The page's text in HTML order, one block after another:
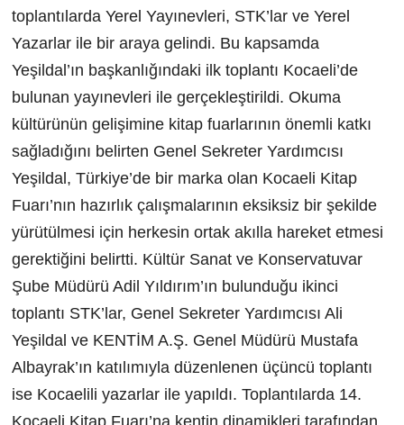
toplantılarda Yerel Yayınevleri, STK’lar ve Yerel
Yazarlar ile bir araya gelindi. Bu kapsamda
Yeşildal’ın başkanlığındaki ilk toplantı Kocaeli’de
bulunan yayınevleri ile gerçekleştirildi. Okuma
kültürünün gelişimine kitap fuarlarının önemli katkı
sağladığını belirten Genel Sekreter Yardımcısı
Yeşildal, Türkiye’de bir marka olan Kocaeli Kitap
Fuarı’nın hazırlık çalışmalarının eksiksiz bir şekilde
yürütülmesi için herkesin ortak akılla hareket etmesi
gerektiğini belirtti. Kültür Sanat ve Konservatuvar
Şube Müdürü Adil Yıldırım’ın bulunduğu ikinci
toplantı STK’lar, Genel Sekreter Yardımcısı Ali
Yeşildal ve KENTİM A.Ş. Genel Müdürü Mustafa
Albayrak’ın katılımıyla düzenlenen üçüncü toplantı
ise Kocaelili yazarlar ile yapıldı. Toplantılarda 14.